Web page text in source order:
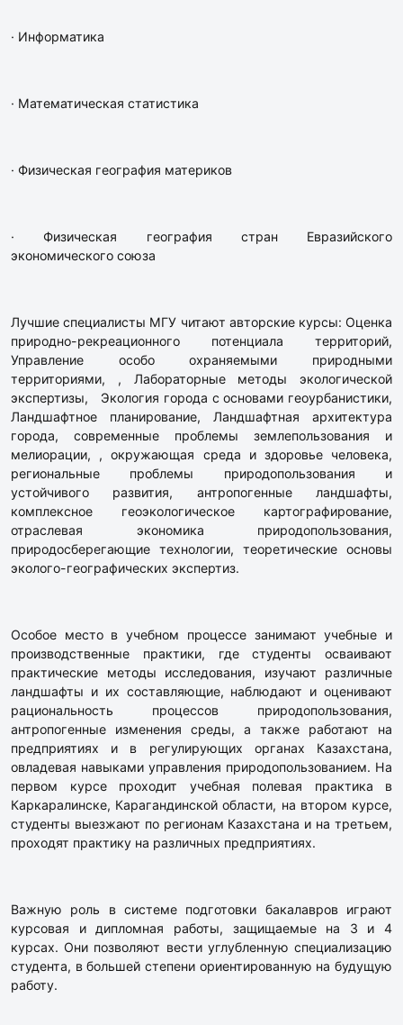
· Информатика
· Математическая статистика
· Физическая география материков
· Физическая география стран Евразийского
экономического союза
Лучшие специалисты МГУ читают авторские курсы: Оценка
природно-рекреационного потенциала территорий,
Управление особо охраняемыми природными
территориями, , Лабораторные методы экологической
экспертизы, Экология города с основами геоурбанистики,
Ландшафтное планирование, Ландшафтная архитектура
города, современные проблемы землепользования и
мелиорации, , окружающая среда и здоровье человека,
региональные проблемы природопользования и
устойчивого развития, антропогенные ландшафты,
комплексное геоэкологическое картографирование,
отраслевая экономика природопользования,
природосберегающие технологии, теоретические основы
эколого-географических экспертиз.
Особое место в учебном процессе занимают учебные и
производственные практики, где студенты осваивают
практические методы исследования, изучают различные
ландшафты и их составляющие, наблюдают и оценивают
рациональность процессов природопользования,
антропогенные изменения среды, а также работают на
предприятиях и в регулирующих органах Казахстана,
овладевая навыками управления природопользованием. На
первом курсе проходит учебная полевая практика в
Каркаралинске, Карагандинской области, на втором курсе,
студенты выезжают по регионам Казахстана и на третьем,
проходят практику на различных предприятиях.
Важную роль в системе подготовки бакалавров играют
курсовая и дипломная работы, защищаемые на 3 и 4
курсах. Они позволяют вести углубленную специализацию
студента, в большей степени ориентированную на будущую
работу.